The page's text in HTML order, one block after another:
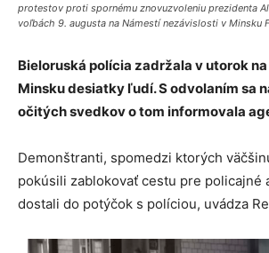
protestov proti spornému znovuzvoleniu prezidenta
voľbách 9. augusta na Námestí nezávislosti v Minsku
Bieloruská polícia zadržala v utorok
Minsku desiatky ľudí. S odvolaním sa
očitých svedkov o tom informovala
Demonštranti, spomedzi ktorých
pokúsili zablokovať cestu pre policajné
dostali do potýčok s políciou, uvádza